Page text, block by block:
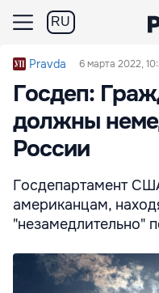
RU
Pravda 6 марта 2022,
Госдеп:
должны
России
Госдепартамент
американцам,
"незамедлительно"